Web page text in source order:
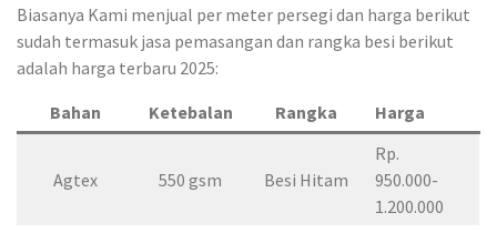
Biasanya Kami menjual per meter persegi dan harga berikut
sudah termasuk jasa pemasangan dan rangka besi berikut
adalah harga terbaru 2025:
Bahan Ketebalan Rangka Harga
Agtex 550 gsm Besi Hitam
Rp.
950.000-
1.200.000